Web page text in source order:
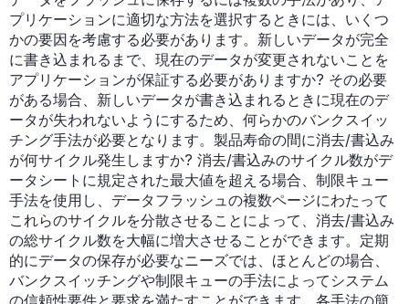
プリケーションに適切な方法を選択するときには、いくつ
かの要因を考慮する必要があります。新しいデータが完全
に書き込まれるまで、現在のデータが変更されないことを
アプリケーションが保証する必要がありますか? その必要
がある場合、新しいデータが書き込まれるときに現在のデ
ータが失われないようにするため、何らかのバンクスイッ
チング手法が必要となります。製品寿命の間に消去/書込み
が何サイクル発生しますか? 消去/書込みのサイクル数がデ
ータシートに規定された最大値を超える場合、制限キュー
手法を使用し、データフラッシュの複数ページにわたって
これらのサイクルを分散させることによって、消去/書込み
の総サイクル数を大幅に増大させることができます。定期
的にデータの保存が必要なニーズでは、ほとんどの場合、
バンクスイッチングや制限キューの手法によってシステム
の信頼性要件と要求を満たすことができます。各手法の簡